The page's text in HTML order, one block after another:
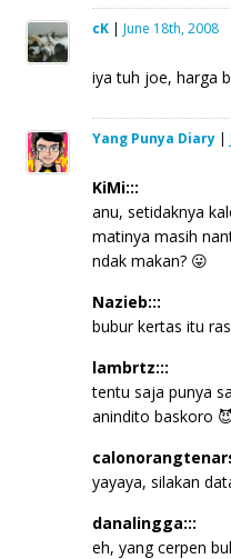
cK| June 18th, 2008
iya tuh joe, harga
Yang Punya Diary|
KiMi:::
anu, setidaknya
matinya masih
ndak makan? 😛
Nazieb:::
bubur kertas itu
lambrtz:::
tentu saja punya
anindito baskoro
yayaya, silakan
danalingga:::
eh, yang cerpen